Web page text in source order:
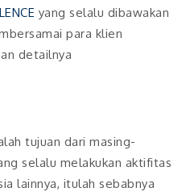
yang selalu dibawakan
para klien
detailnya
tujuan dari masing-
selalu melakukan aktifitas
lainnya, itulah sebabnya